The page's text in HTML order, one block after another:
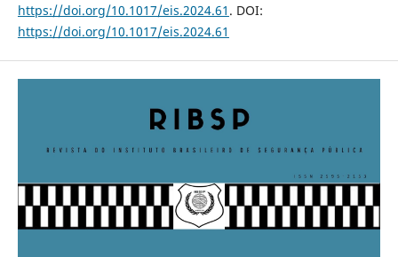
https://doi.org/10.1017/eis.2024.61 . DOI:
https://doi.org/10.1017/eis.2024.61